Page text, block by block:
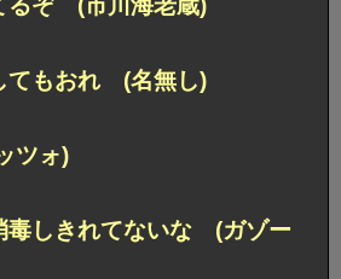
るぞ (市川海老蔵)
てもおれ (名無し)
ツォ)
毒しきれてないな (ガゾー